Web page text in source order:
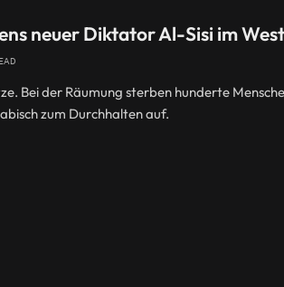
neuer Diktator Al-Sisi im
Bei der Räumung sterben hunderte
zum Durchhalten auf.